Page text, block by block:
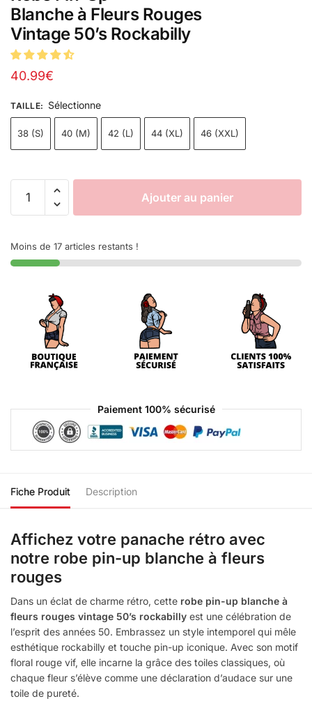
Blanche à Fleurs Rouges
Vintage 50’s Rockabilly
40.99€
TAILLE: Sélectionne
38 (S) 40 (M) 42 (L) 44 (XL) 46 (XXL)
Ajouter au panier
Moins de 17 articles restants !
Paiement 100% sécurisé
Fiche Produit Description
Affichez votre panache rétro avec
notre robe pin-up blanche à fleurs
rouges
Dans un éclat de charme rétro, cette robe pin-up blanche à
fleurs rouges vintage 50’s rockabilly est une célébration de
l’esprit des années 50. Embrassez un style intemporel qui mêle
esthétique rockabilly et touche pin-up iconique. Avec son motif
floral rouge vif, elle incarne la grâce des toiles classiques, où
chaque fleur s’élève comme une déclaration d’audace sur une
toile de pureté.